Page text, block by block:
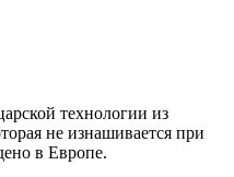
технологии из
не изнашивается при
в Европе.